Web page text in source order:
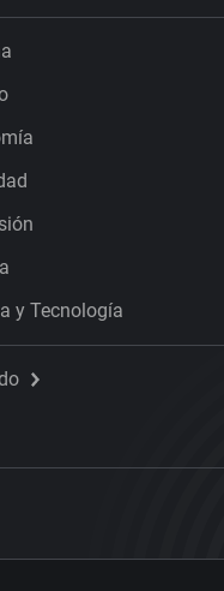
y Tecnología